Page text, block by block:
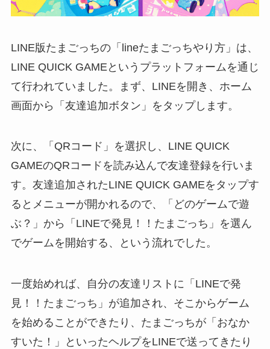
LINE版たまごっちの「lineたまごっちやり方」は、
LINE QUICK GAMEというプラットフォームを通じ
て行われていました。まず、LINEを開き、ホーム
画面から「友達追加ボタン」をタップします。
次に、「QRコード」を選択し、LINE QUICK
GAMEのQRコードを読み込んで友達登録を行いま
す。友達追加されたLINE QUICK GAMEをタップす
るとメニューが開かれるので、「どのゲームで遊
ぶ？」から「LINEで発見！！たまごっち」を選ん
でゲームを開始する、という流れでした。
一度始めれば、自分の友達リストに「LINEで発
見！！たまごっち」が追加され、そこからゲーム
を始めることができたり、たまごっちが「おなか
すいた！」といったヘルプをLINEで送ってきたり